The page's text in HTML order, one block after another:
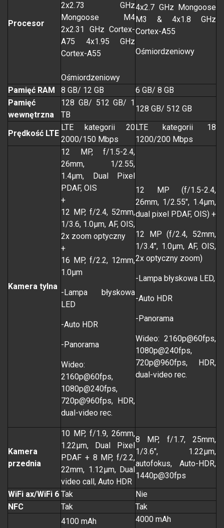
Procesor
2x2.73 GHz
Mongoose M4
2x2.31 GHz Cortex-
A75 4x1.95 GHz
Cortex-A55
Ośmiordzeniowy
4x2.7 GHz Mongoose
M3 & 4x1.8 GHz
Cortex-A55
Ośmiordzeniowy
Pamięć RAM 8 GB/ 12 GB
6 GB/ 8 GB
Pamięć
wewnętrzna
128 GB/ 512 GB/ 1
TB
128 GB/ 512 GB
Prędkość LTE
LTE kategorii 20
2000/150 Mbps
LTE kategorii 18
1200/200 Mbps
Kamera tylna
12 MP, f/1.5-2.4,
26mm, 1/2.55,
1.4µm, Dual Pixel
PDAF, OIS
+
12 MP, f/2.4, 52mm,
1/3.6, 1.0µm, AF, OIS,
2x zoom optyczny
+
16 MP, f/2.2, 12mm,
1.0µm
-Lampa błyskowa
LED
-Auto HDR
-Panorama
Wideo:
2160p@60fps,
1080p@240fps,
720p@960fps, HDR,
dual-video rec.
12 MP (f/1.5-2.4,
26mm, 1/2.55", 1.4µm,
dual pixel PDAF, OIS) +
12 MP (f/2.4, 52mm,
1/3.4", 1.0µm, AF, OIS,
2x optyczny zoom)
-Lampa błyskowa LED,
-Auto HDR
-Panorama
Wideo: 2160p@60fps,
1080p@240fps,
720p@960fps, HDR,
dual-video rec.
Kamera
przednia
10 MP, f/1.9, 26mm,
1.22µm, Dual Pixel
PDAF + 8 MP, f/2.2,
22mm, 1.12µm, Dual
video call, Auto HDR
8 MP, f/1.7, 25mm,
1/3.6", 1.22µm,
autofokus, Auto-HDR,
1440p@30fps
WiFi ax/WiFi 6 Tak
Nie
NFC
Tak Tak
4100 mAh 4000 mAh